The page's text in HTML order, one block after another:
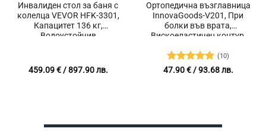
Инвалиден стол за баня с
колелца VEVOR HFK-3301,
Капацитет 136 кг,
Водоустойчив
459.09€/ 897.90 лв.
Ортопедична възглавница
InnovaGoods-V201, При
болки във врата,
Вискоеластичен контур,
дълбок сън, Мека и
комфортна
Оценено с
(10)
47.90€/ 93.68 лв.